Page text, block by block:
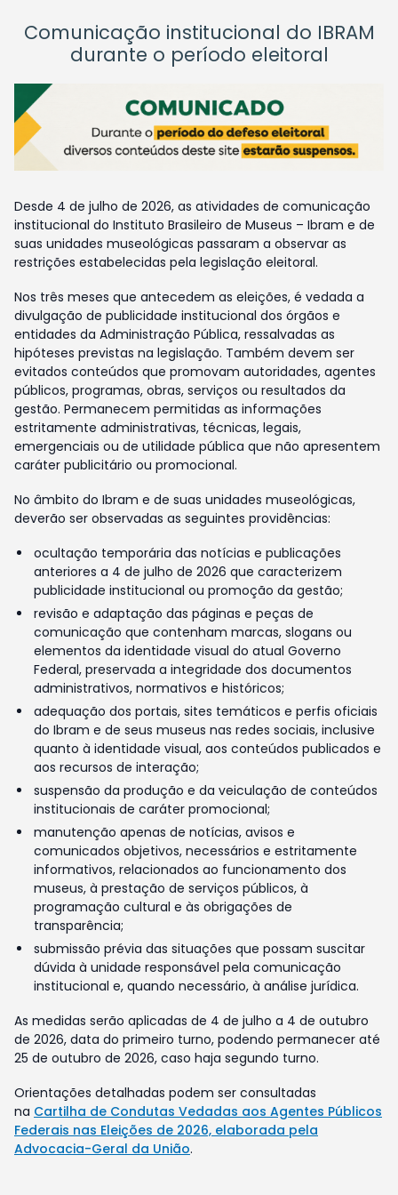
Comunicação institucional do IBRAM
durante o período eleitoral
Desde 4 de julho de 2026, as atividades de comunicação
institucional do Instituto Brasileiro de Museus – Ibram e de
suas unidades museológicas passaram a observar as
restrições estabelecidas pela legislação eleitoral.
Nos três meses que antecedem as eleições, é vedada a
divulgação de publicidade institucional dos órgãos e
entidades da Administração Pública, ressalvadas as
hipóteses previstas na legislação. Também devem ser
evitados conteúdos que promovam autoridades, agentes
públicos, programas, obras, serviços ou resultados da
gestão. Permanecem permitidas as informações
estritamente administrativas, técnicas, legais,
emergenciais ou de utilidade pública que não apresentem
caráter publicitário ou promocional.
No âmbito do Ibram e de suas unidades museológicas,
deverão ser observadas as seguintes providências:
ocultação temporária das notícias e publicações
anteriores a 4 de julho de 2026 que caracterizem
publicidade institucional ou promoção da gestão;
revisão e adaptação das páginas e peças de
comunicação que contenham marcas, slogans ou
elementos da identidade visual do atual Governo
Federal, preservada a integridade dos documentos
administrativos, normativos e históricos;
adequação dos portais, sites temáticos e perfis oficiais
do Ibram e de seus museus nas redes sociais, inclusive
quanto à identidade visual, aos conteúdos publicados e
aos recursos de interação;
suspensão da produção e da veiculação de conteúdos
institucionais de caráter promocional;
manutenção apenas de notícias, avisos e
comunicados objetivos, necessários e estritamente
informativos, relacionados ao funcionamento dos
museus, à prestação de serviços públicos, à
programação cultural e às obrigações de
transparência;
submissão prévia das situações que possam suscitar
dúvida à unidade responsável pela comunicação
institucional e, quando necessário, à análise jurídica.
As medidas serão aplicadas de 4 de julho a 4 de outubro
de 2026, data do primeiro turno, podendo permanecer até
25 de outubro de 2026, caso haja segundo turno.
Orientações detalhadas podem ser consultadas
na Cartilha de Condutas Vedadas aos Agentes Públicos
Federais nas Eleições de 2026, elaborada pela
Advocacia-Geral da União.